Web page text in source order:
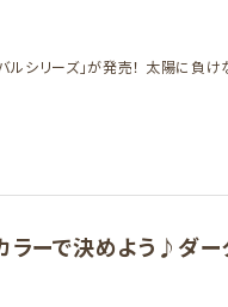
ルシリーズ」が発売！ 太陽に負
ラーで決めよう♪ダ